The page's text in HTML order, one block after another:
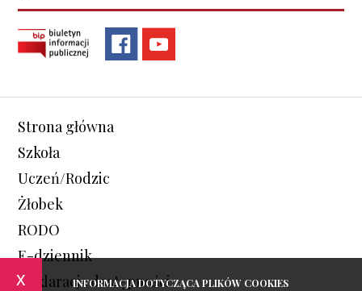
x INFORMACJA DOTYCZĄCA PLIKÓW COOKIES
Strona główna
Szkoła
Uczeń/Rodzic
Żłobek
RODO
E-dziennik
Deklaracja dostępności